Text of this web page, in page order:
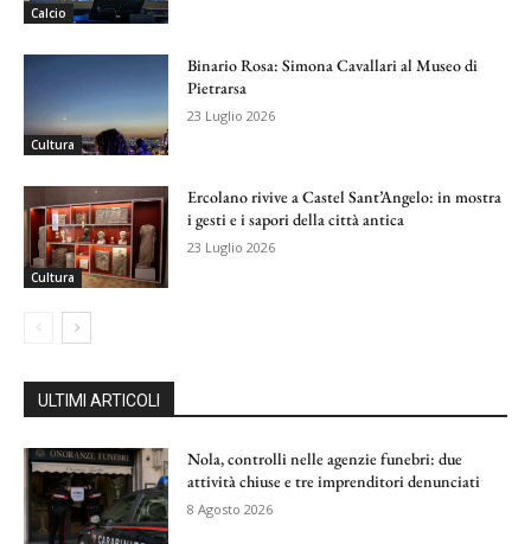
Calcio
Cultura
Binario Rosa: Simona Cavallari al Museo di
Pietrarsa
23 Luglio 2026
Cultura
Ercolano rivive a Castel Sant’Angelo: in mostra
i gesti e i sapori della città antica
23 Luglio 2026
ULTIMI ARTICOLI
Nola, controlli nelle agenzie funebri: due
attività chiuse e tre imprenditori denunciati
8 Agosto 2026